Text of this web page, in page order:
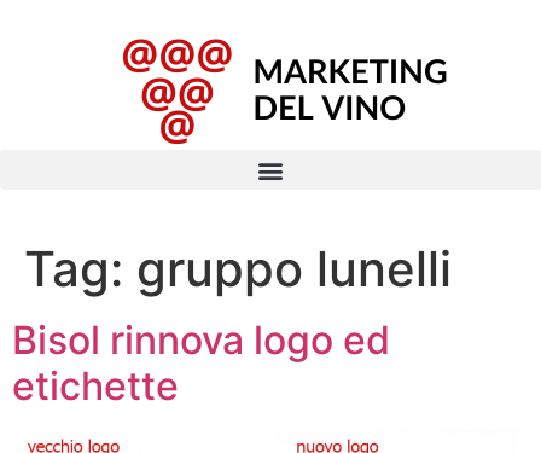
Tag: gruppo lunelli
Bisol rinnova logo ed
etichette